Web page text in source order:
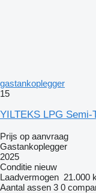
gastankoplegger
15
YILTEKS LPG Semi-
Prijs op aanvraag
Gastankoplegger
2025
Conditie nieuw
Laadvermogen 21.000
Aantal assen 3 0